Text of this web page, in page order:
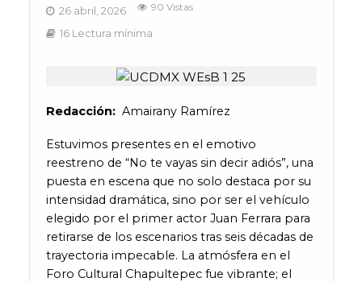
26 abril, 2026 90 Vistas
16 Lectura mínima
Redacción: Amairany Ramírez
Estuvimos presentes en el emotivo
reestreno de “No te vayas sin decir adiós”, una
puesta en escena que no solo destaca por su
intensidad dramática, sino por ser el vehículo
elegido por el primer actor Juan Ferrara para
retirarse de los escenarios tras seis décadas de
trayectoria impecable. La atmósfera en el
Foro Cultural Chapultepec fue vibrante; el